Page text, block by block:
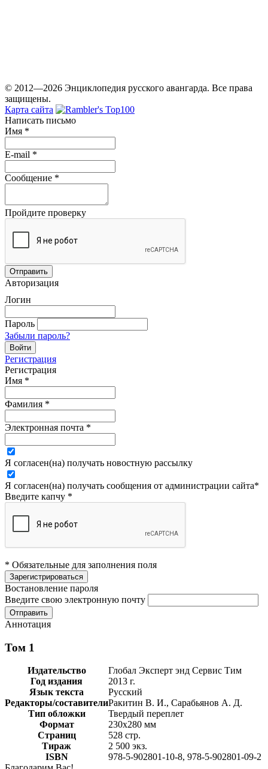
© 2012—2026 Энциклопедия русского авангарда. Все права
защищены.
Карта сайта
Написать письмо
Имя *
E-mail *
Сообщение *
Пройдите проверку
Авторизация
Логин
Пароль
Забыли пароль?
Регистрация
Регистрация
Имя *
Фамилия *
Электронная почта *
Я согласен(на) получать новостную рассылку
Я согласен(на) получать сообщения от администрации сайта*
Введите капчу *
* Обязательные для заполнения поля
Востановление пароля
Введите свою электронную почту
Аннотация
Том 1
Издательство
Глобал Эксперт энд Сервис Тим
Год издания
2013 г.
Язык текста
Русский
Редакторы/составителиРакитин В. И., Сарабьянов А. Д.
Тип обложки
Твердый переплет
Формат
230х280 мм
Страниц
528 стр.
Тираж
2 500 экз.
ISBN
978-5-902801-10-8, 978-5-902801-09-2